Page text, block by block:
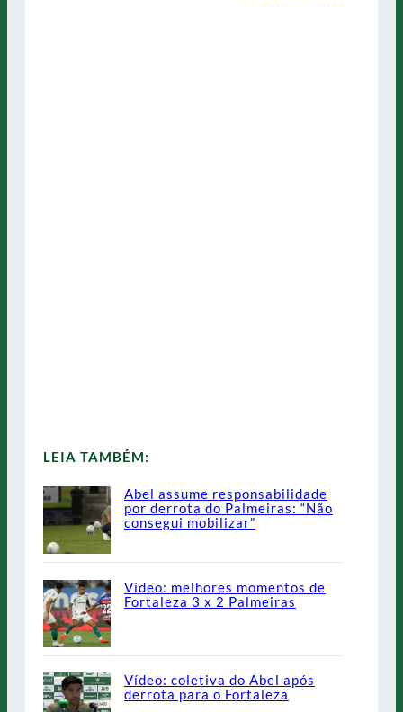
LEIA TAMBÉM:
Abel assume responsabilidade
por derrota do Palmeiras: “Não
consegui mobilizar”
Vídeo: melhores momentos de
Fortaleza 3 x 2 Palmeiras
Vídeo: coletiva do Abel após
derrota para o Fortaleza